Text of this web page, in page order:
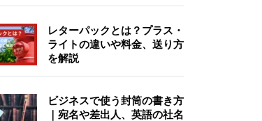
レターパックとは？プラス・
ライトの違いや料金、送り方
を解説
ビジネスで使う封筒の書き方
｜宛名や差出人、英語の社名